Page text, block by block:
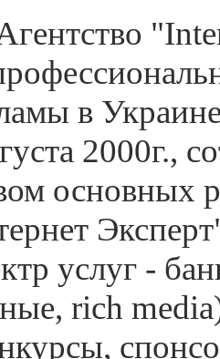
в
2000г.,
основных
услуг -
rich